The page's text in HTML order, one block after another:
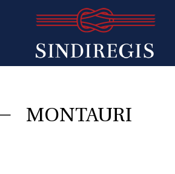
MONTAURI